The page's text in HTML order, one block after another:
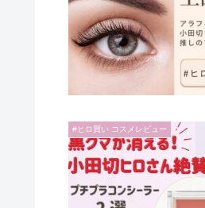
#ヒロ買い コスメレビュー